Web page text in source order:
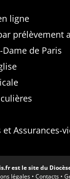
ligne
prélèvement
de Paris
Assurances-
est le site du
légales• Contacts•